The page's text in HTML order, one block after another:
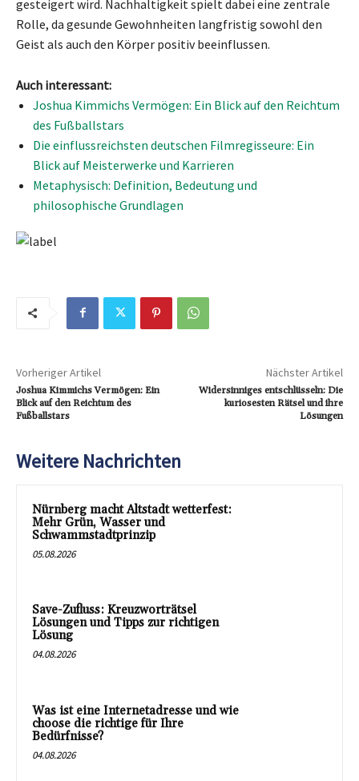
gesteigert wird. Nachhaltigkeit spielt dabei eine zentrale
Rolle, da gesunde Gewohnheiten langfristig sowohl den
Geist als auch den Körper positiv beeinflussen.
Auch interessant:
Joshua Kimmichs Vermögen: Ein Blick auf den Reichtum
des Fußballstars
Die einflussreichsten deutschen Filmregisseure: Ein
Blick auf Meisterwerke und Karrieren
Metaphysisch: Definition, Bedeutung und
philosophische Grundlagen
Vorheriger Artikel
Joshua Kimmichs Vermögen: Ein
Blick auf den Reichtum des
Fußballstars
Nächster Artikel
Widersinniges entschlüsseln: Die
kuriosesten Rätsel und ihre
Lösungen
Weitere Nachrichten
Nürnberg macht Altstadt wetterfest:
Mehr Grün, Wasser und
Schwammstadtprinzip
05.08.2026
Save-Zufluss: Kreuzworträtsel
Lösungen und Tipps zur richtigen
Lösung
04.08.2026
Was ist eine Internetadresse und wie
choose die richtige für Ihre
Bedürfnisse?
04.08.2026